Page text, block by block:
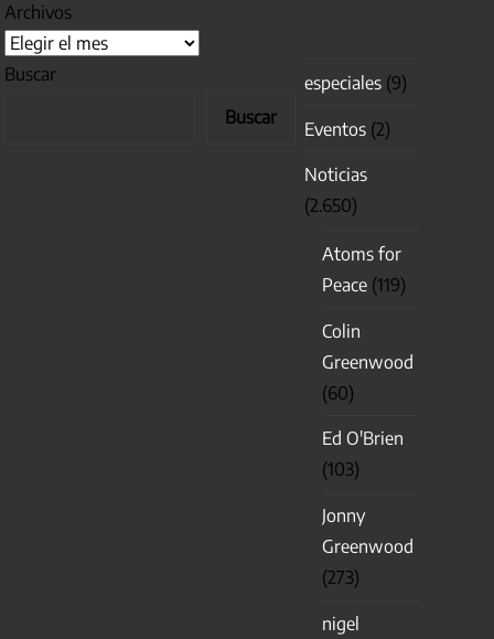
Archivos
Buscar
Buscar
especiales (9)
Eventos (2)
Noticias
(2.650)
Atoms for
Peace (119)
Colin
Greenwood
(60)
Ed O'Brien
(103)
Jonny
Greenwood
(273)
nigel